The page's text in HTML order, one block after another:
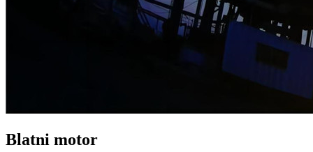
Blatni motor